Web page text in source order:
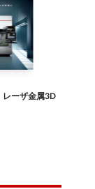
レーザ金属3D